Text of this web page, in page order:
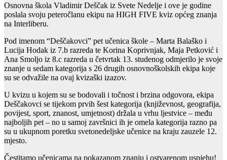
Osnovna škola Vladimir Deščak iz Svete Nedelje i ove je godine
poslala svoju peteročlanu ekipu na HIGH FIVE kviz općeg znanja
na Interliberu.
Pod imenom “Deščakovci” pet učenica škole – Marta Balaško i
Lucija Hodak iz 7.b razreda te Korina Koprivnjak, Maja Petković i
Ana Smoljo iz 8.c razreda u četvrtak 13. studenog odmjerilo je svoje
znanje u sedam kategorija s 26 drugih osnovnoškolskih ekipa koje
su se odvažile na ovaj kvizaški izazov.
U kvizu u kojem su se bodovali i točnost i brzina odgovora, ekipa
Deščakovci se tijekom prvih šest kategorija (književnost, geografija,
povijest, sport, znanost, umjetnost) držala u vrhu ljestvice – među
najboljih pet – no u samoj završnici ih je omela kategorija razno pa
su u ukupnom poretku svetonedeljske učenice na kraju zauzele 12.
mjesto.
Čestitamo učenicama na pokazanom znanju i ostvarenom uspjehu!